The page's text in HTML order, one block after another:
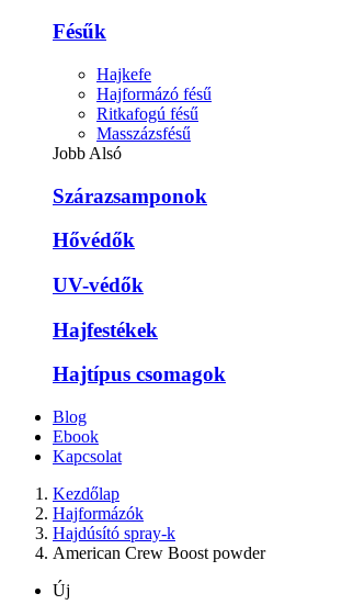
Fésűk
Hajkefe
Hajformázó fésű
Ritkafogú fésű
Masszázsfésű
Jobb Alsó
Szárazsamponok
Hővédők
UV-védők
Hajfestékek
Hajtípus csomagok
Blog
Ebook
Kapcsolat
Kezdőlap
Hajformázók
Hajdúsító spray-k
American Crew Boost powder
Új